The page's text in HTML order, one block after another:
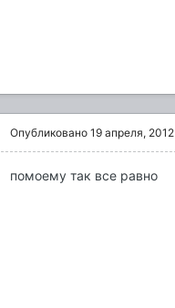
Опубликовано 19 апреля, 2012
помоему так все равно